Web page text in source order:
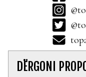
DËRGONI